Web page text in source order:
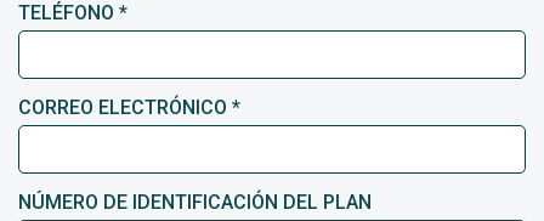
TELÉFONO *
CORREO ELECTRÓNICO *
NÚMERO DE IDENTIFICACIÓN DEL PLAN